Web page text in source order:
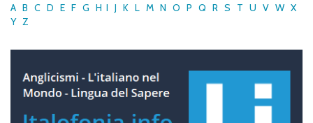
A B C D E F G H I J K L M N O P Q R S T U V W X
Y Z